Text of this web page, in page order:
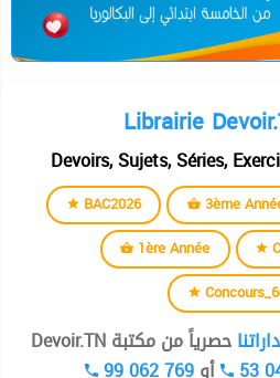
Devoirs, Sujets, Séries,
BAC2026 3ème
1ère Année
حصرياً من مكتبة Devoir.TN